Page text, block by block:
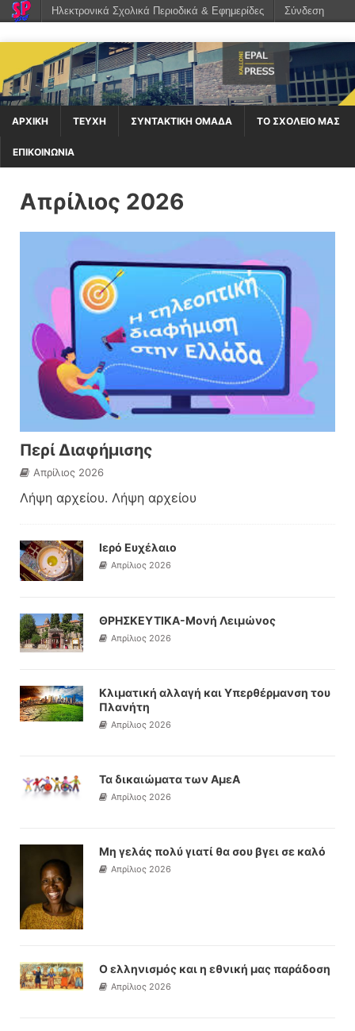
ΑΡΧΙΚΉ ΤΕΥΧΗ ΣΥΝΤΑΚΤΙΚΗ ΟΜΑΔΑ ΤΟ ΣΧΟΛΕΙΟ ΜΑΣ
ΕΠΙΚΟΙΝΩΝΙΑ
Απρίλιος 2026
Περί Διαφήμισης
Απρίλιος 2026
Λήψη αρχείου. Λήψη αρχείου
Ιερό Ευχέλαιο
Απρίλιος 2026
ΘΡΗΣΚΕΥΤΙΚΑ-Μονή Λειμώνος
Απρίλιος 2026
Κλιματική αλλαγή και Υπερθέρμανση του
Πλανήτη
Απρίλιος 2026
Τα δικαιώματα των ΑμεΑ
Απρίλιος 2026
Μη γελάς πολύ γιατί θα σου βγει σε καλό
Απρίλιος 2026
Ο ελληνισμός και η εθνική μας παράδοση
Απρίλιος 2026
Ηλεκτρονικά Σχολικά Περιοδικά & Εφημερίδες Σύνδεση